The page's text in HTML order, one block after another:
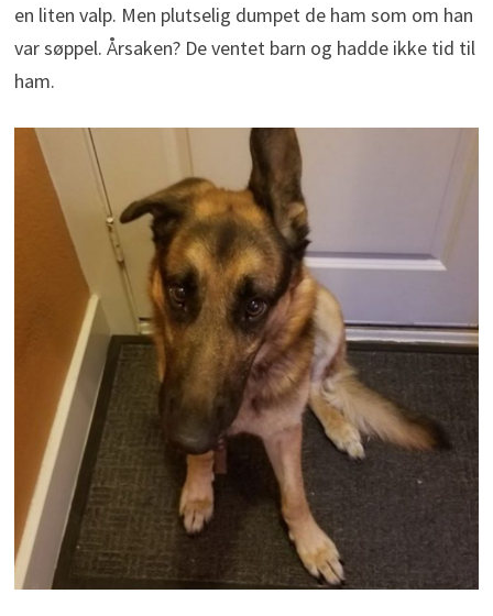
en liten valp. Men plutselig dumpet de ham som om han
var søppel. Årsaken? De ventet barn og hadde ikke tid til
ham.